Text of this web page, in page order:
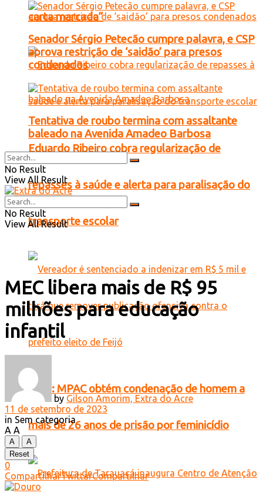
carta marcada”
Eduardo Ribeiro cobra regularização de
repasses à saúde e alerta para paralisação do
transporte escolar
Feijó: MPAC obtém condenação de homem a
mais de 26 anos de prisão por feminicídio
Senador Sérgio Petecão cumpre palavra, e CSP
aprova restrição de ‘saidão’ para presos
condenados
Tentativa de roubo termina com assaltante
baleado na Avenida Amadeo Barbosa
No Result
View All Result
No Result
View All Result
MEC libera mais de R$ 95
milhões para educação
infantil
by Gilson Amorim, Extra do Acre
11 de setembro de 2023
in Sem categoria
A A
A
A
Reset
0
CompartilharTwittarCompartilhar